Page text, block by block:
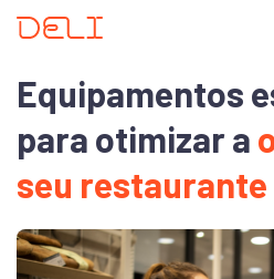
Equipamentos
para otimizar a
seu restaurante